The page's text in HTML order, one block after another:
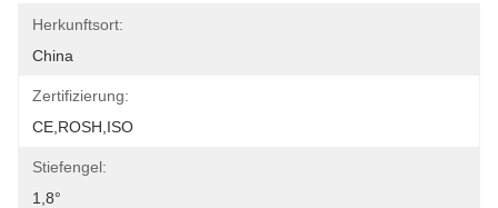
Herkunftsort:
China
Zertifizierung:
CE,ROSH,ISO
Stiefengel:
1,8°